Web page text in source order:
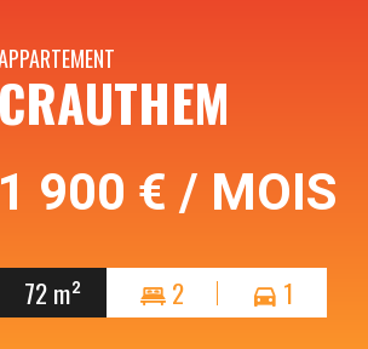
900 € / MOIS
72 m² 2 1